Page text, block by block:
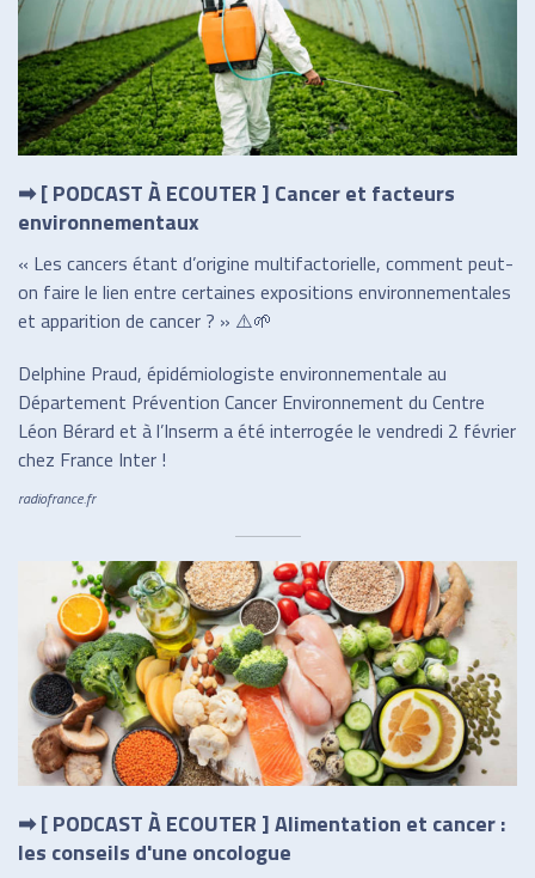
➡ [ PODCAST À ECOUTER ] Cancer et facteurs
environnementaux
« Les cancers étant d’origine multifactorielle, comment peut-
on faire le lien entre certaines expositions environnementales
et apparition de cancer ? » ⚠️🌱
Delphine Praud, épidémiologiste environnementale au
Département Prévention Cancer Environnement du Centre
Léon Bérard et à l’Inserm a été interrogée le vendredi 2 février
chez France Inter !
radiofrance.fr
➡ [ PODCAST À ECOUTER ] Alimentation et cancer :
les conseils d'une oncologue